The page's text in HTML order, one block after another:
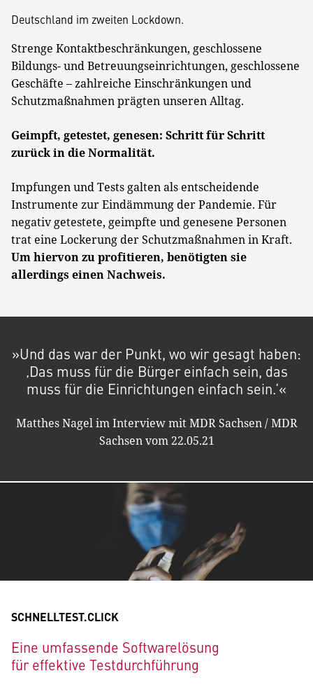
Deutschland im zweiten Lockdown.
Strenge Kontaktbeschränkungen, geschlossene
Bildungs- und Betreuungseinrichtungen, geschlossene
Geschäfte – zahlreiche Einschränkungen und
Schutzmaßnahmen prägten unseren Alltag.
Geimpft, getestet, genesen: Schritt für Schritt
zurück in die Normalität.
Impfungen und Tests galten als entscheidende
Instrumente zur Eindämmung der Pandemie. Für
negativ getestete, geimpfte und genesene Personen
trat eine Lockerung der Schutzmaßnahmen in Kraft.
Um hiervon zu profitieren, benötigten sie
allerdings einen Nachweis.
»Und das war der Punkt, wo wir gesagt haben:
‚Das muss für die Bürger einfach sein, das
muss für die Einrichtungen einfach sein.‘«
Matthes Nagel im Interview mit MDR Sachsen / MDR
Sachsen vom 22.05.21
SCHNELLTEST.CLICK
Eine umfassende Softwarelösung
für effektive Testdurchführung